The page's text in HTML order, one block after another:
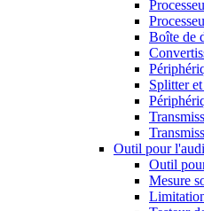
Boîte de
Splitter
Outil pour
Outil
Mesure